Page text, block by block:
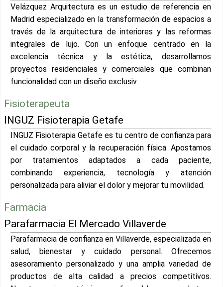
Velázquez Arquitectura es un estudio de referencia en
Madrid especializado en la transformación de espacios a
través de la arquitectura de interiores y las reformas
integrales de lujo. Con un enfoque centrado en la
excelencia técnica y la estética, desarrollamos
proyectos residenciales y comerciales que combinan
funcionalidad con un diseño exclusiv
Fisioterapeuta
INGUZ Fisioterapia Getafe
INGUZ Fisioterapia Getafe es tu centro de confianza para
el cuidado corporal y la recuperación física. Apostamos
por tratamientos adaptados a cada paciente,
combinando experiencia, tecnología y atención
personalizada para aliviar el dolor y mejorar tu movilidad.
Farmacia
Parafarmacia El Mercado Villaverde
Parafarmacia de confianza en Villaverde, especializada en
salud, bienestar y cuidado personal. Ofrecemos
asesoramiento personalizado y una amplia variedad de
productos de alta calidad a precios competitivos.